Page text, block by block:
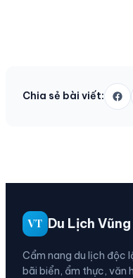
Chia sẻ bài viết:
VT Du Lịch
Cẩm nang du lịch độc
bãi biển, ẩm thực, văn